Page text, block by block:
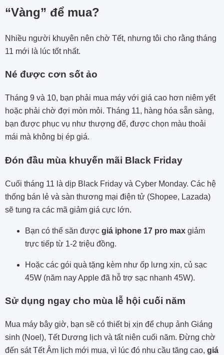
“Vàng” để mua?
Nhiều người khuyên nên chờ Tết, nhưng tôi cho rằng tháng
11 mới là lúc tốt nhất.
Né được cơn sốt ảo
Tháng 9 và 10, bạn phải mua máy với giá cao hơn niêm yết
hoặc phải chờ đợi mòn mỏi. Tháng 11, hàng hóa sẵn sàng,
bạn được phục vụ như thượng đế, được chọn màu thoải
mái mà không bị ép giá.
Đón đầu mùa khuyến mãi Black Friday
Cuối tháng 11 là dịp Black Friday và Cyber Monday. Các hệ
thống bán lẻ và sàn thương mại điện tử (Shopee, Lazada)
sẽ tung ra các mã giảm giá cực lớn.
Bạn có thể săn được giá iphone 17 pro max giảm
trực tiếp từ 1-2 triệu đồng.
Hoặc các gói quà tặng kèm như ốp lưng xịn, củ sạc
45W (năm nay Apple đã hỗ trợ sạc nhanh 45W).
Sử dụng ngay cho mùa lễ hội cuối năm
Mua máy bây giờ, bạn sẽ có thiết bị xịn để chụp ảnh Giáng
sinh (Noel), Tết Dương lịch và tất niên cuối năm. Đừng chờ
đến sát Tết Âm lịch mới mua, vì lúc đó nhu cầu tăng cao, giá